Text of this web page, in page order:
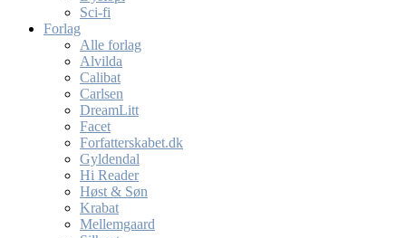
Sci-fi
Forlag
Alle forlag
Alvilda
Calibat
Carlsen
DreamLitt
Facet
Forfatterskabet.dk
Gyldendal
Hi Reader
Høst & Søn
Krabat
Mellemgaard